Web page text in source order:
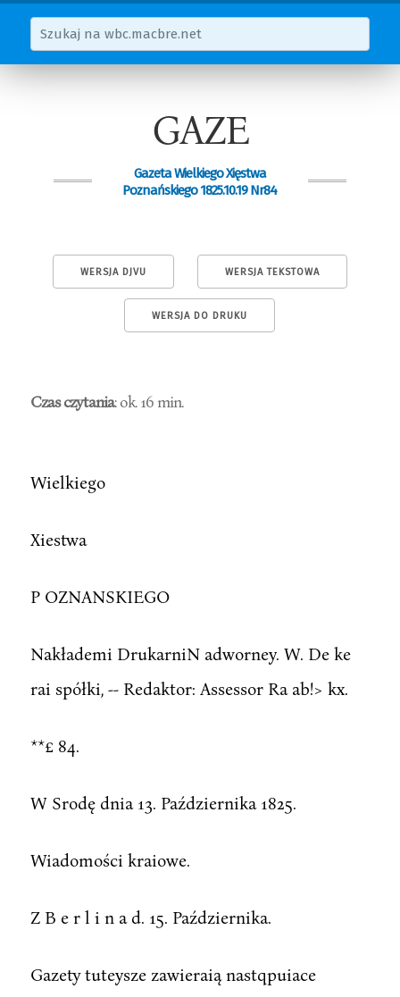
GAZE
Gazeta Wielkiego Xięstwa
Poznańskiego 1825.10.19 Nr84
WERSJA DJVU WERSJA TEKSTOWA
WERSJA DO DRUKU
Czas czytania: ok. 16 min.
Wielkiego
Xiestwa
P OZNANSKIEGO
Nakłademi DrukarniN adworney. W. De ke
rai spółki, -- Redaktor: Assessor Ra ab!> kx.
**£ 84.
W Srodę dnia 13. Października 1825.
Wiadomości kraiowe.
Z B e r l i n a d. 15. Października.
Gazety tuteysze zawieraią nastqpuiace